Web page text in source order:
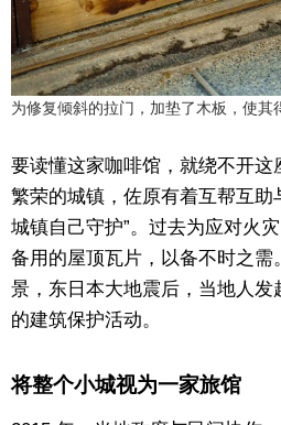
为修复倾斜的拉门，加垫了木板，使其
要读懂这家咖啡馆，就绕不开这
繁荣的城镇，佐原有着互帮互
城镇自己守护”。过去为应对火
备用的屋顶瓦片，以备不时之需
景，东日本大地震后，当地人
的建筑保护活动。
将整个小城视为一家旅馆